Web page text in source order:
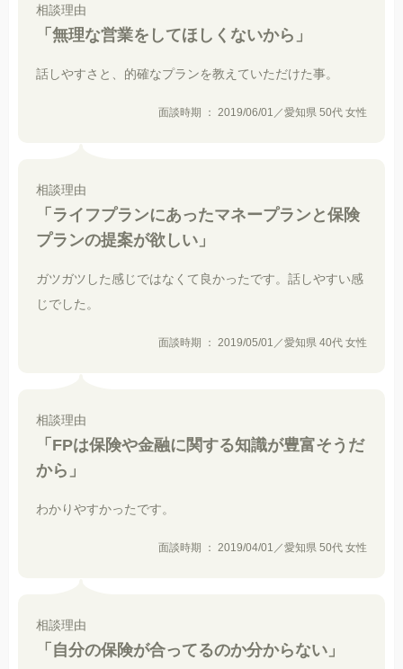
相談理由
「無理な営業をしてほしくないから」
話しやすさと、的確なプランを教えていただけた事。
面談時期 ： 2019/06/01／愛知県 50代 女性
相談理由
「ライフプランにあったマネープランと保険
プランの提案が欲しい」
ガツガツした感じではなくて良かったです。話しやすい感
じでした。
面談時期 ： 2019/05/01／愛知県 40代 女性
相談理由
「FPは保険や金融に関する知識が豊富そうだ
から」
わかりやすかったです。
面談時期 ： 2019/04/01／愛知県 50代 女性
相談理由
「自分の保険が合ってるのか分からない」